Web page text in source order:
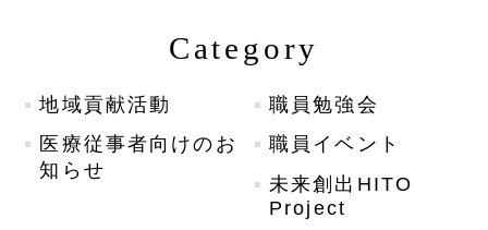
Category
地域貢献活動
職員勉強会
医療従事者向けのお
知らせ
職員イベント
未来創出HITO
Project